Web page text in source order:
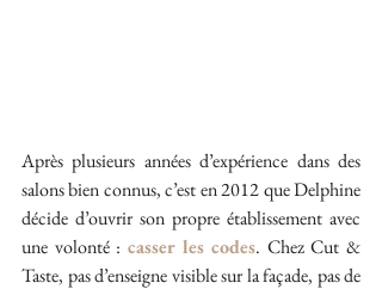
Après plusieurs années d’expérience dans des
salons bien connus, c’est en 2012 que Delphine
décide d’ouvrir son propre établissement avec
une volonté : casser les codes. Chez Cut &
Taste, pas d’enseigne visible sur la façade, pas de